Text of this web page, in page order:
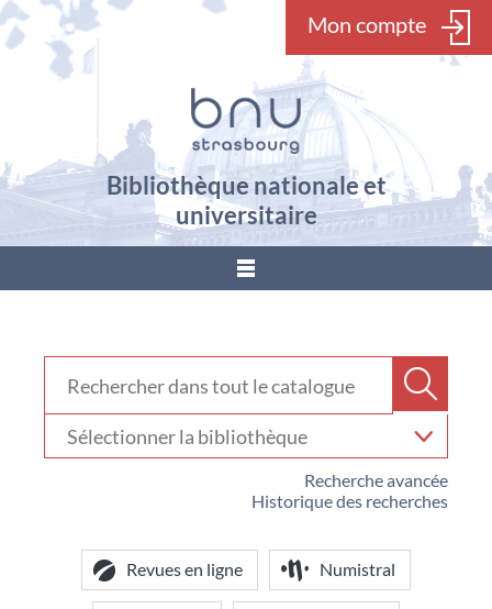
Mon compte
Bibliothèque nationale et
universitaire
???
Recherche avancée
Historique des recherches
votre
bibliothèque
Revues en ligne Numistral